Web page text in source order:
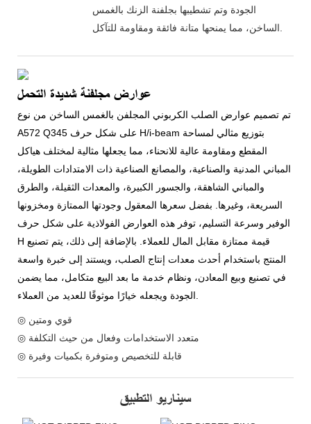
الجودة وتم تشطيبها بجلفنة الزنك بالغمس
عوارض مجلفنة شديدة التحمل
تم تصميم عوارض الصلب الكربوني المجلفن بالغمس الساخن من نوع
A572 Q345 على شكل حرف H/i-beam بتوزيع مثالي لمساحة
المقطع ومقاومة عالية للانحناء، مما يجعلها مثالية لمختلف هياكل
المباني المدنية والصناعية، والمصانع الصناعية ذات الامتدادات الطويلة،
والمباني الشاهقة، والجسور الكبيرة، والمعدات الثقيلة، والطرق
السريعة، وغيرها. بفضل سعرها المعقول وجودتها الممتازة ومخزونها
الوفير وسرعة التسليم، توفر هذه العوارض الفولاذية على شكل حرف
H قيمة ممتازة مقابل المال للعملاء. بالإضافة إلى ذلك، يتم تصنيع
المنتج باستخدام أحدث معدات إنتاج الصلب، ويستند إلى خبرة واسعة
في تصنيع وبيع المعادن، ونظام خدمة ما بعد البيع متكامل، مما يضمن
◎ قوي ومتين
◎ متعدد الاستخدامات وفعال من حيث التكلفة
◎ قابلة للتخصيص ومتوفرة بكميات وفيرة
سيناريو التطبيق